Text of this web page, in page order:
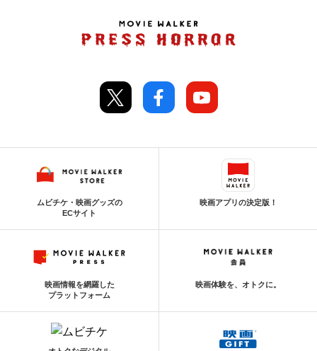
ムビチケ・映画グッズの
ECサイト
映画アプリの決定版！
映画情報を網羅した
プラットフォーム
映画体験を、オトクに。